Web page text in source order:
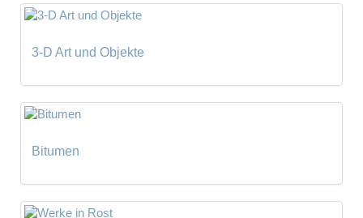
3-D Art und Objekte
Bitumen